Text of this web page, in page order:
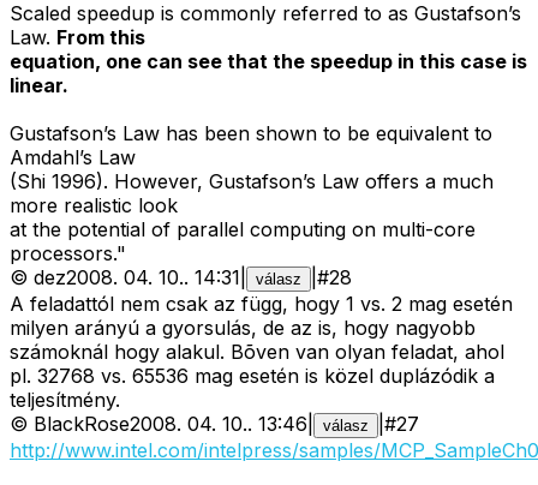
Scaled speedup is commonly referred to as Gustafson’s
Law. From this
equation, one can see that the speedup in this case is
linear.
Gustafson’s Law has been shown to be equivalent to
Amdahl’s Law
(Shi 1996). However, Gustafson’s Law offers a much
more realistic look
at the potential of parallel computing on multi-core
processors."
© dez2008. 04. 10.. 14:31 válasz #28
A feladattól nem csak az függ, hogy 1 vs. 2 mag esetén
milyen arányú a gyorsulás, de az is, hogy nagyobb
számoknál hogy alakul. Bõven van olyan feladat, ahol
pl. 32768 vs. 65536 mag esetén is közel duplázódik a
teljesítmény.
© BlackRose2008. 04. 10.. 13:46 válasz #27
http://www.intel.com/intelpress/samples/